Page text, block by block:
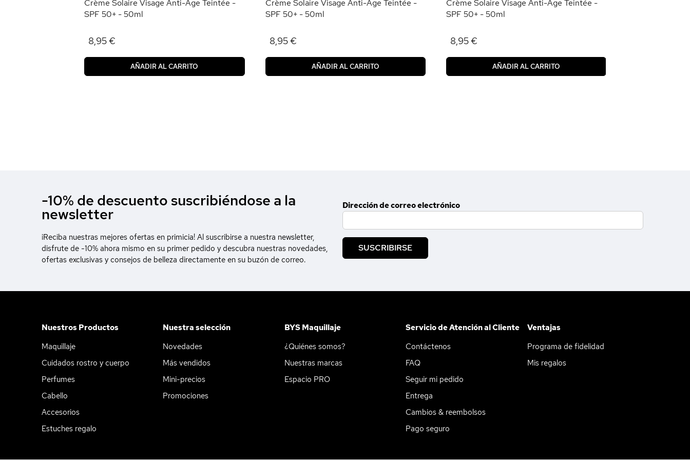
Crème Solaire Visage Anti-Âge Teintée -
SPF 50+ - 50ml
8,95 €
AÑADIR AL CARRITO
Crème Solaire Visage Anti-Âge Teintée -
SPF 50+ - 50ml
8,95 €
AÑADIR AL CARRITO
Crème Solaire Visage Anti-Âge Teintée -
SPF 50+ - 50ml
8,95 €
AÑADIR AL CARRITO
-10% de descuento suscribiéndose a la
newsletter
¡Reciba nuestras mejores ofertas en primicia! Al suscribirse a nuestra newsletter,
disfrute de -10% ahora mismo en su primer pedido y descubra nuestras novedades,
ofertas exclusivas y consejos de belleza directamente en su buzón de correo.
Dirección de correo electrónico
SUSCRIBIRSE
Nuestros Productos
Maquillaje
Cuidados rostro y cuerpo
Perfumes
Cabello
Accesorios
Estuches regalo
Nuestra selección
Novedades
Más vendidos
Mini-precios
Promociones
BYS Maquillaje
¿Quiénes somos?
Nuestras marcas
Espacio PRO
Servicio de Atención al Cliente
Contáctenos
FAQ
Seguir mi pedido
Entrega
Cambios & reembolsos
Pago seguro
Ventajas
Programa de fidelidad
Mis regalos